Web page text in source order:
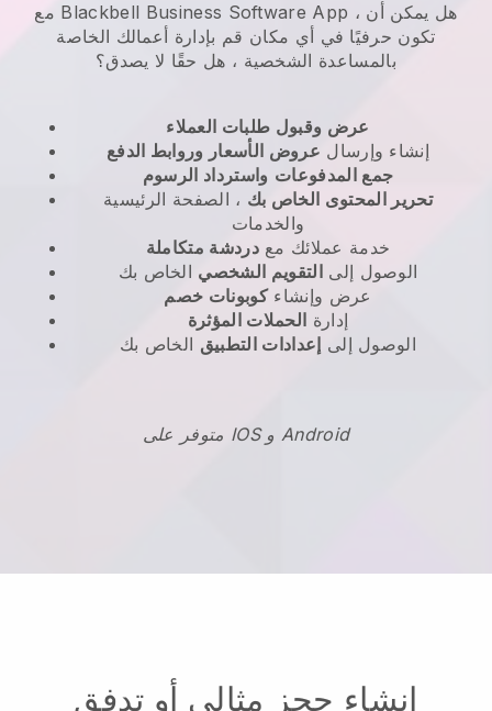
مع Blackbell Business Software App ، هل يمكن أن
تكون حرفيًا في أي مكان قم بإدارة أعمالك الخاصة
بالمساعدة الشخصية ، هل حقًا لا يصدق؟
عرض وقبول طلبات العملاء
إنشاء وإرسال عروض الأسعار وروابط الدفع
جمع المدفوعات واسترداد الرسوم
تحرير المحتوى الخاص بك ، الصفحة الرئيسية
والخدمات
خدمة عملائك معدردشة متكاملة
الوصول إلى التقويم الشخصي الخاص بك
عرض وإنشاءكوبونات خصم
إدارة الحملات المؤثرة
الوصول إلى إعدادات التطبيق الخاص بك
متوفر على IOS و Android
إنشاء حجز مثالي أو تدفق